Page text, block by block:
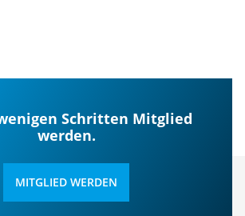
Schritten Mitglied
werden.
MITGLIED WERDEN